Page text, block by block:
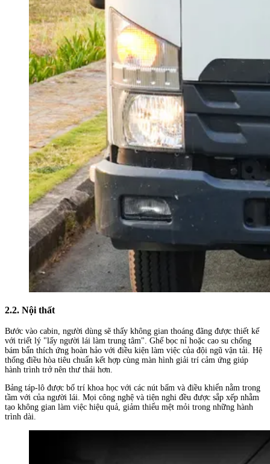
2.2. Nội thất
Bước vào cabin, người dùng sẽ thấy không gian thoáng đãng được thiết kế
với triết lý "lấy người lái làm trung tâm". Ghế bọc nỉ hoặc cao su chống
bám bẩn thích ứng hoàn hảo với điều kiện làm việc của đội ngũ vận tải. Hệ
thống điều hòa tiêu chuẩn kết hợp cùng màn hình giải trí cảm ứng giúp
hành trình trở nên thư thái hơn.
Bảng táp-lô được bố trí khoa học với các nút bấm và điều khiển nằm trong
tầm với của người lái. Mọi công nghệ và tiện nghi đều được sắp xếp nhằm
tạo không gian làm việc hiệu quả, giảm thiểu mệt mỏi trong những hành
trình dài.